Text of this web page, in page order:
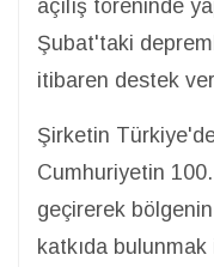
açılış töreninde
Şubat'taki
itibaren destek
Şirketin
Cumhuriyetin
geçirerek
katkıda